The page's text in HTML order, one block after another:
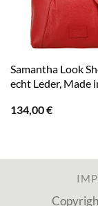
Samantha Look
echt Leder, Made
134,00€